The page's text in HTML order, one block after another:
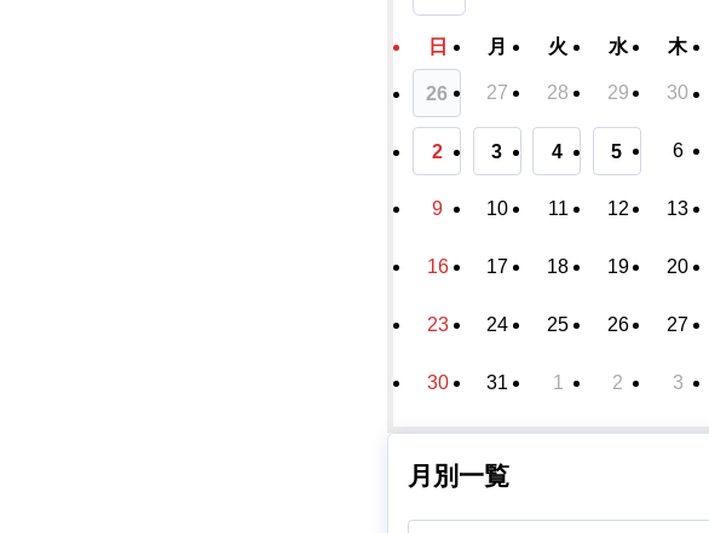
日 月 火 水 木
26 27 28 29 30
2 3 4 5 6
9 10 11 12 13
16 17 18 19 20
23 24 25 26 27
30 31 1 2 3
月別一覧